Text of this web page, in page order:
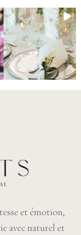
et émotion,
avec naturel et